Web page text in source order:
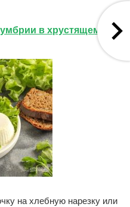
в хрустящем
на хлебную нарезку или